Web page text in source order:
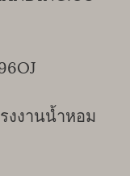
งงานน้ำหอม